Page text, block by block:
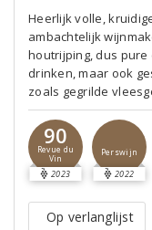
Heerlijk volle,
ambachtelijk
houtrijping, dus
drinken, maar ook
zoals gegrilde
90
Revue du
Vin
2023
Perswijn
2022
Op verlanglijst